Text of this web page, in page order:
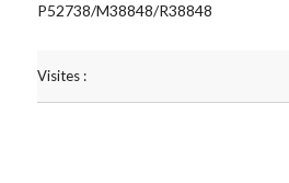
P52738/M38848/R38848
Visites :